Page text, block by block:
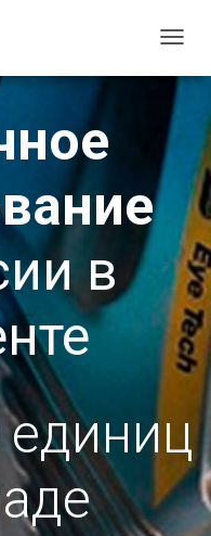
Е
Р
И
Т
Ь
Н
А
в